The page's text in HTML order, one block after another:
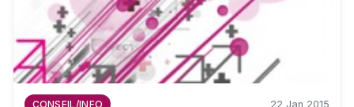
CONSEIL/INFO 22 Jan 2015